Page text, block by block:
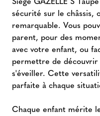
sécurité sur le châssis,
remarquable. Vous
parent, pour des
avec votre enfant, ou
permettre de
s'éveiller. Cette
parfaite à chaque
Chaque enfant mérite